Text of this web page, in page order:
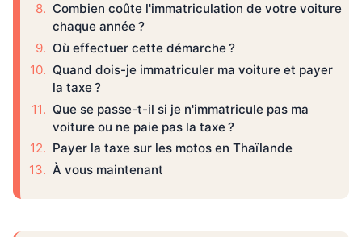
Combien coûte l'immatriculation de votre voiture
chaque année ?
Où effectuer cette démarche ?
Quand dois-je immatriculer ma voiture et payer
la taxe ?
Que se passe-t-il si je n'immatricule pas ma
voiture ou ne paie pas la taxe ?
Payer la taxe sur les motos en Thaïlande
À vous maintenant